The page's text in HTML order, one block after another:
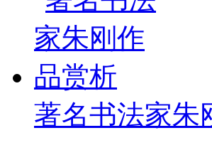
著名书法家朱